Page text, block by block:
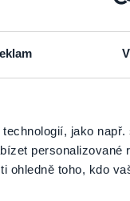
jako např.
personalizované
ohledně toho, kdo
O najrýchlejšie
na refundáciu a
registrácie,
mu bola
Pokiaľ boli
SK s.r.o.,